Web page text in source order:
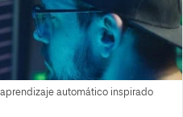
automático inspirado